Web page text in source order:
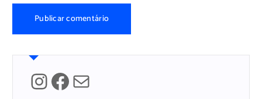
InstagramFacebook Mail